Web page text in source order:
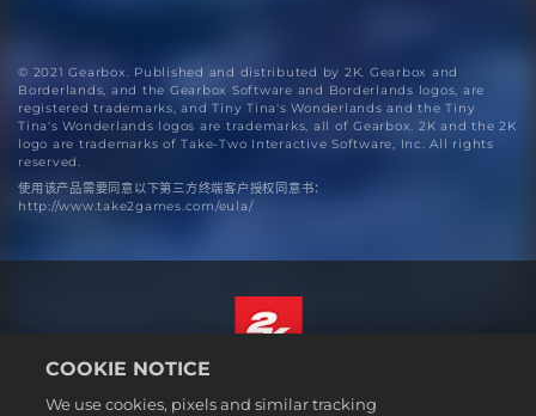
© 2021 Gearbox. Published and distributed by 2K. Gearbox and
Borderlands, and the Gearbox Software and Borderlands logos, are
registered trademarks, and Tiny Tina's Wonderlands and the Tiny
Tina's Wonderlands logos are trademarks, all of Gearbox. 2K and the 2K
logo are trademarks of Take-Two Interactive Software, Inc. All rights
reserved.
使用该产品需要同意以下第三方终端客户授权同意书：
http://www.take2games.com/eula/
简体中文
COOKIE NOTICE
We use cookies, pixels and similar tracking